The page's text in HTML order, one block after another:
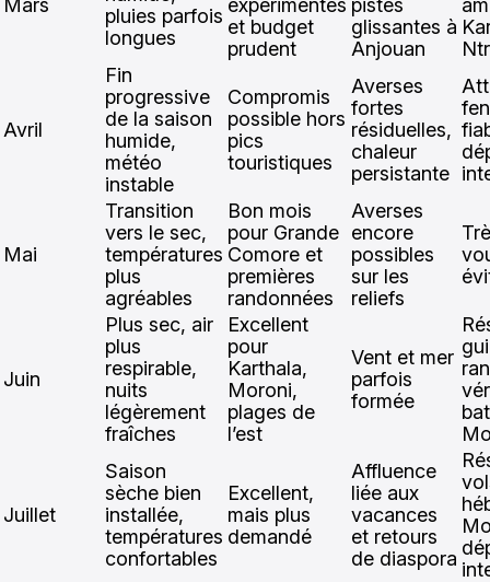
pluies parfois
longues
et budget
prudent
glissantes à
Anjouan
Avril
Fin
progressive
de la saison
humide,
météo
instable
Compromis
possible hors
pics
touristiques
Averses
fortes
résiduelles,
chaleur
persistante
Mai
Transition
vers le sec,
températures
plus
agréables
Bon mois
pour Grande
Comore et
premières
randonnées
Averses
encore
possibles
sur les
reliefs
Juin
Plus sec, air
plus
respirable,
nuits
légèrement
fraîches
Excellent
pour
Karthala,
Moroni,
plages de
l’est
Vent et mer
parfois
formée
Juillet
Saison
sèche bien
installée,
températures
confortables
Excellent,
mais plus
demandé
Affluence
liée aux
vacances
et retours
de diaspora